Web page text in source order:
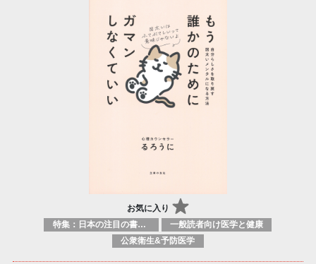
お気に入り
特集：日本の注目の書き手たち
一般読者向け医学と健康
公衆衛生&予防医学